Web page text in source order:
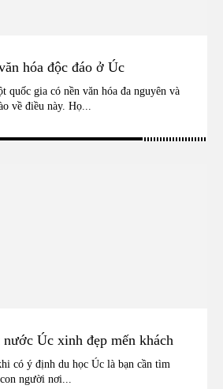
hóa độc đáo ở Úc
quốc gia có nền văn hóa đa nguyên và
về điều này. Họ...
Úc xinh đẹp mến khách
có ý định du học Úc là bạn cần tìm
người nơi...